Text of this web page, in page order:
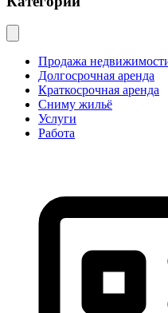
Продажа
Долгосрочная аренда
Краткосрочная аренда
Сниму жильё
Услуги
Работа